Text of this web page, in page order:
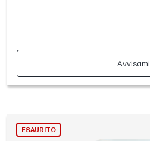
Avvisami
ESAURITO